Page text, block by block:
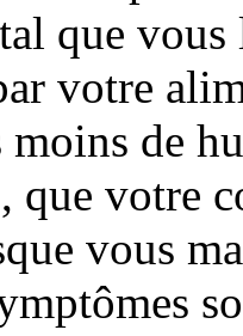
que
votre
moins de
que votre
vous